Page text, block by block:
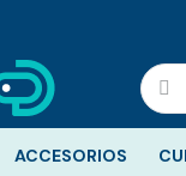
ACCESORIOS